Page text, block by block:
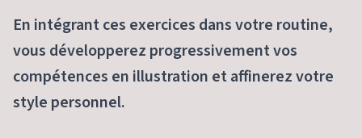
En intégrant ces exercices dans votre routine,
vous développerez progressivement vos
compétences en illustration et affinerez votre
style personnel.